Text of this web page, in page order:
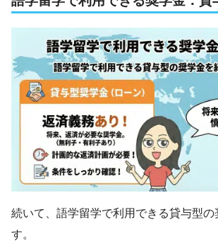
続いて、語学留学で利用できる貸与型の
す。